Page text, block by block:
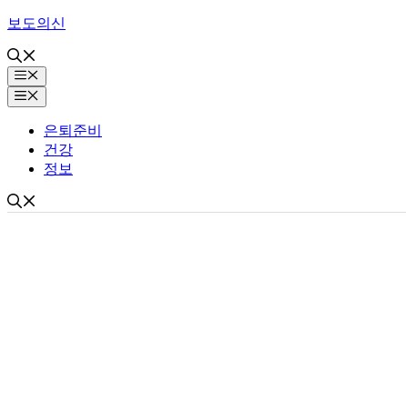
Skip
content
보도의신
Menu
Menu
은퇴준비
건강
정보